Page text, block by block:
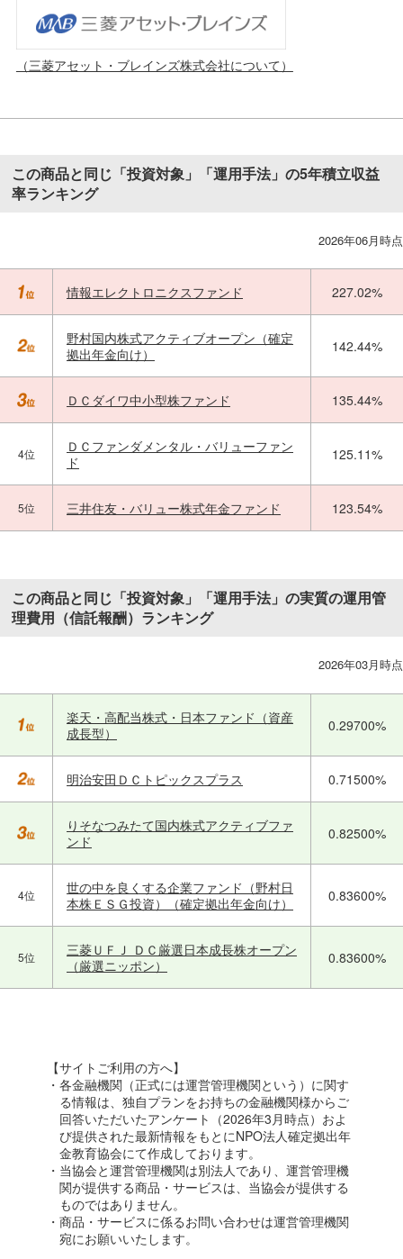
（三菱アセット・ブレインズ株式会社について）
この商品と同じ「投資対象」「運用手法」の5年積立収益
率ランキング
2026年06月時点
情報エレクトロニクスファンド 227.02%
野村国内株式アクティブオープン（確定
拠出年金向け）
142.44%
ＤＣダイワ中小型株ファンド 135.44%
4位
ＤＣファンダメンタル・バリューファン
ド
125.11%
5位 三井住友・バリュー株式年金ファンド 123.54%
この商品と同じ「投資対象」「運用手法」の実質の運用管
理費用（信託報酬）ランキング
2026年03月時点
楽天・高配当株式・日本ファンド（資産
成長型）
0.29700%
明治安田ＤＣトピックスプラス 0.71500%
りそなつみたて国内株式アクティブファ
ンド
0.82500%
4位
世の中を良くする企業ファンド（野村日
本株ＥＳＧ投資）（確定拠出年金向け）
0.83600%
5位
三菱ＵＦＪ ＤＣ厳選日本成長株オープン
（厳選ニッポン）
0.83600%
【サイトご利用の方へ】
・各金融機関（正式には運営管理機関という）に関す
る情報は、独自プランをお持ちの金融機関様からご
回答いただいたアンケート（2026年3月時点）およ
び提供された最新情報をもとにNPO法人確定拠出年
金教育協会にて作成しております。
・当協会と運営管理機関は別法人であり、運営管理機
関が提供する商品・サービスは、当協会が提供する
ものではありません。
・商品・サービスに係るお問い合わせは運営管理機関
宛にお願いいたします。